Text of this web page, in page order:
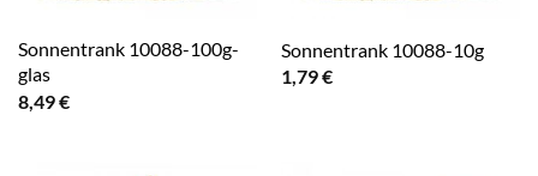
Sonnentrank 10088-100g-
glas
8,49€
Sonnentrank 10088-10g
1,79€